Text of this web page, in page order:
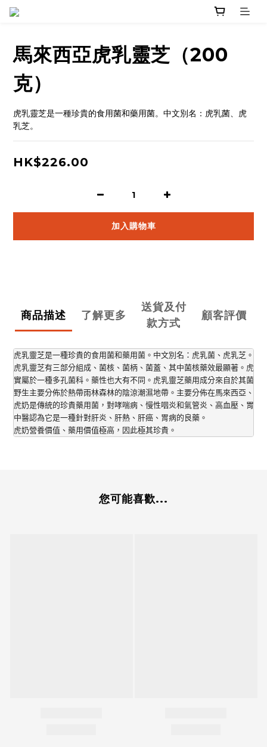
馬來西亞虎乳靈芝（200
克）
虎乳靈芝是一種珍貴的食用菌和藥用菌。中文別名：虎乳菌、虎
乳芝。
HK$226.00
加入購物車
商品描述 了解更多
送貨及付
款方式
顧客評價
虎乳靈芝是一種珍貴的食用菌和藥用菌。中文別名：虎乳菌、虎乳芝。
虎乳靈芝有三部分組成、菌核、菌柄、菌蓋、其中菌核藥效最顯著。虎乳
實屬於一種多孔菌科。藥性也大有不同。虎乳靈芝藥用成分來自於其菌核
野生主要分佈於熱帶雨林森林的陰涼潮濕地帶。主要分佈在馬來西亞、東
虎奶是傳統的珍貴藥用菌，對哮喘病、慢性咽炎和氣管炎、高血壓、胃病
中醫認為它是一種針對肝炎、肝熱、肝癌、胃病的良藥。
虎奶營養價值、藥用價值極高，因此極其珍貴。
您可能喜歡...